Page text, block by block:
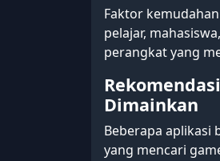
Faktor
pelajar,
perangkat yang
Dimainkan
Beberapa aplikasi
yang mencari